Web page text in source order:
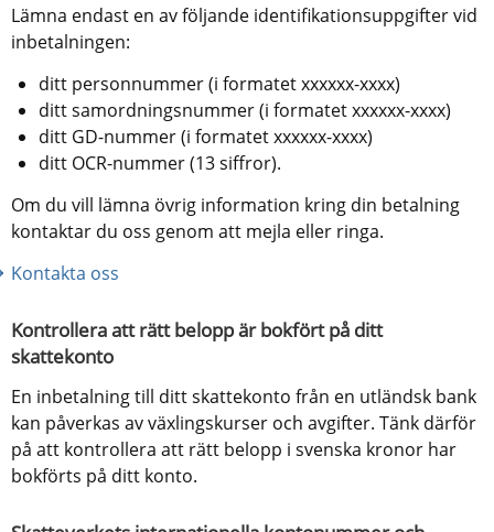
Lämna endast en av följande identifikationsuppgifter vid
inbetalningen:
ditt personnummer (i formatet xxxxxx-xxxx)
ditt samordningsnummer (i formatet xxxxxx-xxxx)
ditt GD-nummer (i formatet xxxxxx-xxxx)
ditt OCR-nummer (13 siffror).
Om du vill lämna övrig information kring din betalning
kontaktar du oss genom att mejla eller ringa.
Kontakta oss
Kontrollera att rätt belopp är bokfört på ditt
skattekonto
En inbetalning till ditt skattekonto från en utländsk bank
kan påverkas av växlingskurser och avgifter. Tänk därför
på att kontrollera att rätt belopp i svenska kronor har
bokförts på ditt konto.